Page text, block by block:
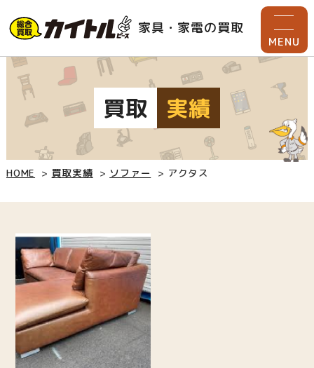
家具・家電の買取
MENU
買取 実績
HOME 買取実績 ソファー アクタス